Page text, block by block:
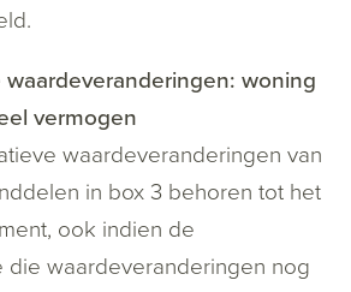
woning
vermogen
waardeveranderingen van
in box 3 behoren tot het
ook indien de
die waardeveranderingen nog